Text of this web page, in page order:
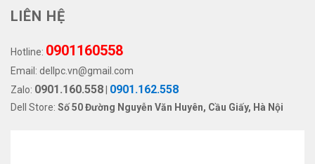
LIÊN HỆ
Hotline: 0901160558
Email: dellpc.vn@gmail.com
Zalo: 0901.160.558 0901.162.558
Dell Store: Số 50 Đường Nguyễn Văn Huyên, Cầu Giấy, Hà Nội